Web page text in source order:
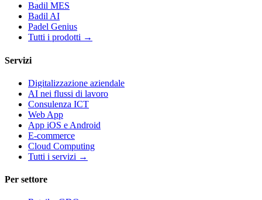
Badil MES
Badil AI
Padel Genius
Tutti i prodotti →
Servizi
Digitalizzazione aziendale
AI nei flussi di lavoro
Consulenza ICT
Web App
App iOS e Android
E-commerce
Cloud Computing
Tutti i servizi →
Per settore